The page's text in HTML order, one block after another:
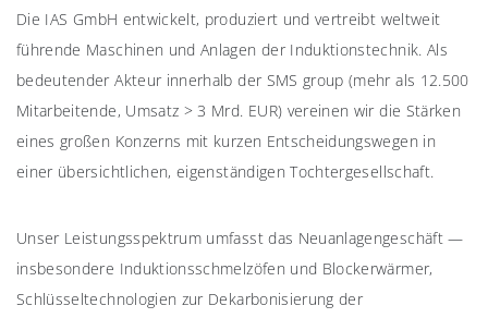
Die IAS GmbH entwickelt, produziert und vertreibt weltweit
führende Maschinen und Anlagen der Induktionstechnik. Als
bedeutender Akteur innerhalb der SMS group (mehr als 12.500
Mitarbeitende, Umsatz > 3 Mrd. EUR) vereinen wir die Stärken
eines großen Konzerns mit kurzen Entscheidungswegen in
einer übersichtlichen, eigenständigen Tochtergesellschaft.
Unser Leistungsspektrum umfasst das Neuanlagengeschäft —
insbesondere Induktionsschmelzöfen und Blockerwärmer,
Schlüsseltechnologien zur Dekarbonisierung der